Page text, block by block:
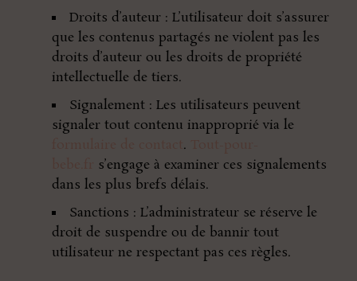
Droits d’auteur : L’utilisateur doit s’assurer
que les contenus partagés ne violent pas les
droits d’auteur ou les droits de propriété
intellectuelle de tiers.
Signalement : Les utilisateurs peuvent
signaler tout contenu inapproprié via le
.
s’engage à examiner ces signalements
dans les plus brefs délais.
Sanctions : L’administrateur se réserve le
droit de suspendre ou de bannir tout
utilisateur ne respectant pas ces règles.